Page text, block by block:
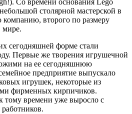
Со времени основания Lego
столярной мастерской в
второго по размеру
мире.
сегодняшней форме стали
Первые же творения игрушечной
на ее сегодняшнюю
предприятие выпускало
игрушек, некоторые из
фирменных кирпичиков.
тому времени уже выросло с